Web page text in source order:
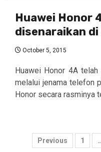
Huawei Honor
disenaraikan di
October 5, 2015
Huawei Honor 4A
melalui jenama telefon
Honor secara rasminya
Posts
Previous 1